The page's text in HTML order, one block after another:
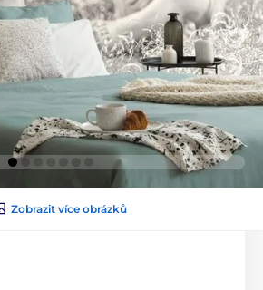
Zobrazit více obrázků